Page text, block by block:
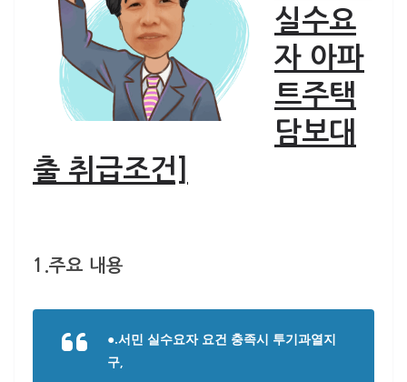
실수요
자 아파
트주택
담보대
출 취급조건]
1.주요 내용
●.서민 실수요자 요건 충족시 투기과열지
구,